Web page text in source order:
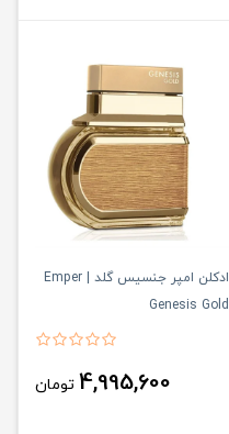
ادکلن امپر جنسیس گلد | Emper
Genesis Gold
4,995,600 تومان